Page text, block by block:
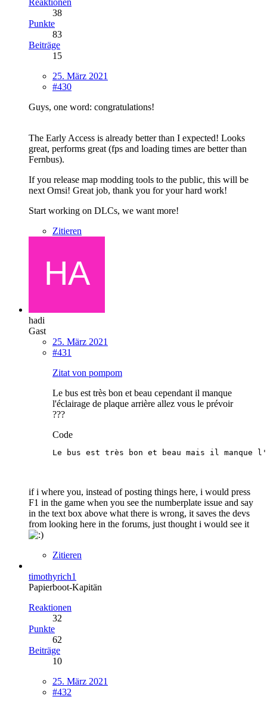
38
Punkte
83
Beiträge
15
25. März 2021
#430
Guys, one word: congratulations!
The Early Access is already better than I expected! Looks
great, performs great (fps and loading times are better than
Fernbus).
If you release map modding tools to the public, this will be
next Omsi! Great job, thank you for your hard work!
Start working on DLCs, we want more!
Zitieren
hadi
Gast
25. März 2021
#431
Zitat von pompom
Le bus est très bon et beau cependant il manque
l'éclairage de plaque arrière allez vous le prévoir
???
Code
Le bus est très bon et beau mais il manque
if i where you, instead of posting things here, i would press
F1 in the game when you see the numberplate issue and say
in the text box above what there is wrong, it saves the devs
from looking here in the forums, just thought i would see it
Zitieren
timothyrich1
Papierboot-Kapitän
Reaktionen
32
Punkte
62
Beiträge
10
25. März 2021
#432